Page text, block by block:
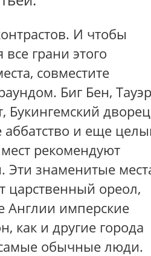
И чтобы
грани этого
совместите
Биг Бен, Тауэр
Букингемский
аббатство и еще
рекомендуют
Эти знаменитые
царственный ореол,
Англии имперские
как и другие города
обычные люди.